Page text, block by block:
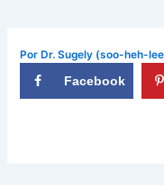
Por Dr. Sugely (soo-heh-
Facebook